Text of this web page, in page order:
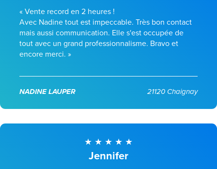
« Vente record en 2 heures !
Avec Nadine tout est impeccable. Très bon contact
mais aussi communication. Elle s'est occupée de
tout avec un grand professionnalisme. Bravo et
encore merci. »
NADINE LAUPER 21120 Chaignay
Jennifer